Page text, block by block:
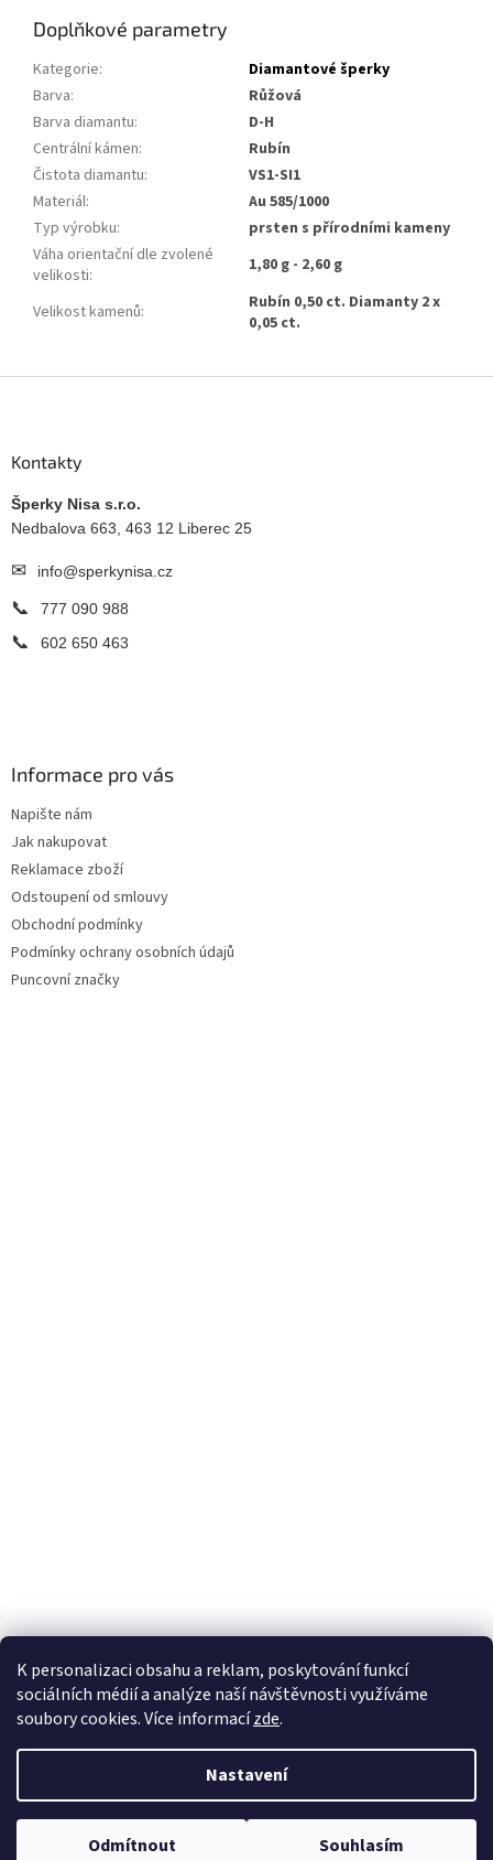
K personalizaci obsahu a reklam, poskytování funkcí
sociálních médií a analýze naší návštěvnosti využíváme
soubory cookies. Více informacízde.
Nastavení
Odmítnout Souhlasím
Doplňkové parametry
Kategorie:
Diamantové šperky
Barva:
Růžová
Barva diamantu:
D-H
Centrální kámen:
Rubín
Čistota diamantu:
VS1-SI1
Materiál:
Au 585/1000
Typ výrobku:
prsten s přírodními kameny
Váha orientační dle zvolené
velikosti: 1,80 g - 2,60 g
Velikost kamenů:
Rubín 0,50 ct. Diamanty 2 x
0,05 ct.
Kontakty
Šperky Nisa s.r.o.
Nedbalova 663, 463 12 Liberec 25
✉ info@sperkynisa.cz
📞 777 090 988
📞 602 650 463
Informace pro vás
Napište nám
Jak nakupovat
Reklamace zboží
Odstoupení od smlouvy
Obchodní podmínky
Podmínky ochrany osobních údajů
Puncovní značky
Nastavil tým EshopyUmíme.cz
Copyright 2026sperkynisa.cz. Všechna práva vyhrazena.Upravit